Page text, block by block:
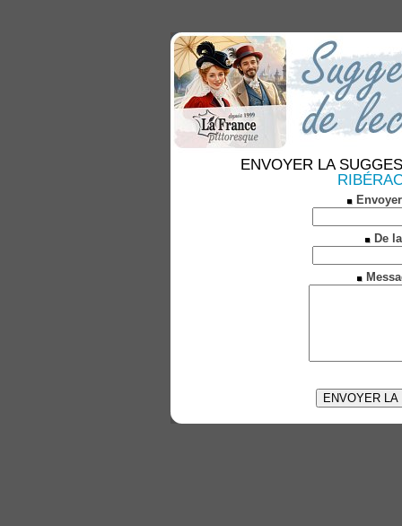
ENVOYER LA
De